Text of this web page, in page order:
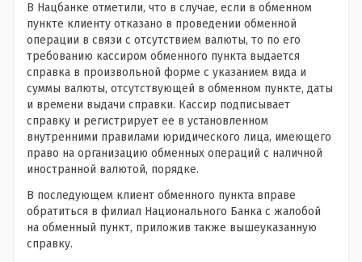
В Нацбанке отметили, что в случае, если в обменном
пункте клиенту отказано в проведении обменной
операции в связи с отсутствием валюты, то по его
требованию кассиром обменного пункта выдается
справка в произвольной форме с указанием вида и
суммы валюты, отсутствующей в обменном пункте, даты
и времени выдачи справки. Кассир подписывает
справку и регистрирует ее в установленном
внутренними правилами юридического лица, имеющего
право на организацию обменных операций с наличной
иностранной валютой, порядке.
В последующем клиент обменного пункта вправе
обратиться в филиал Национального Банка с жалобой
на обменный пункт, приложив также вышеуказанную
справку.